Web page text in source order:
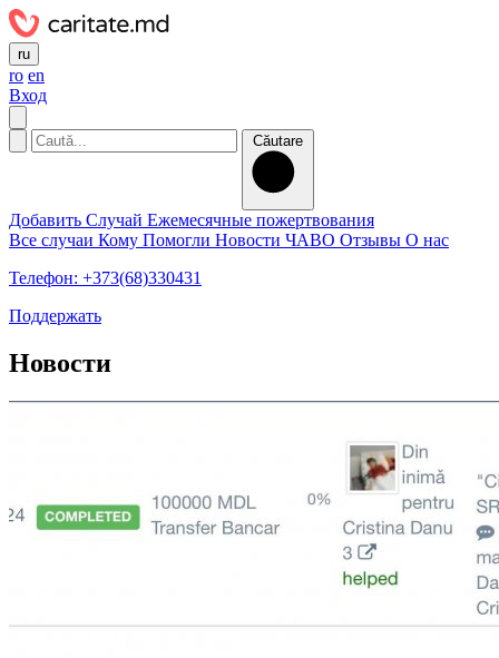
ru
ro en
Вход
Căutare
Добавить Случай Ежемесячные пожертвования
Все случаи Кому Помогли Новости ЧАВО Отзывы О нас
Телефон: +373(68)330431
Поддержать
Новости